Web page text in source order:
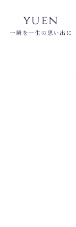
yuen
一瞬を一生の思い出に